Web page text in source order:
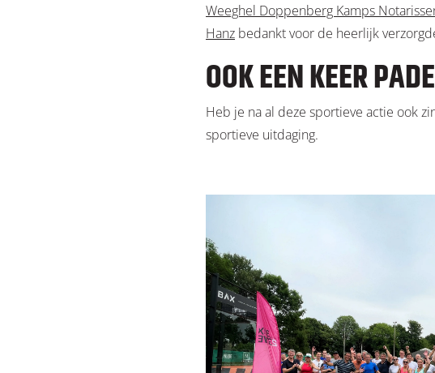
Weeghel Doppenberg Kamps
Hanz bedankt voor de heerlijk
OOK EEN KEER
Heb je na al deze sportieve actie ook
sportieve uitdaging.